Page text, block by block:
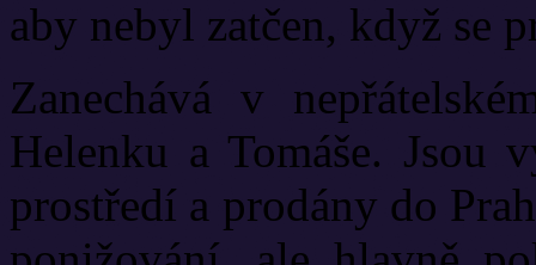
aby nebyl zatčen, když se
Zanechává v
Helenku a Tomáše. Jsou
prostředí a prodány do